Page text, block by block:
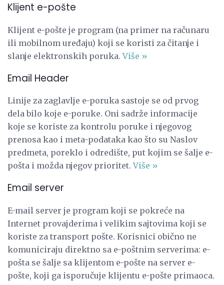
Klijent e-pošte
Klijent e-pošte je program (na primer na računaru
ili mobilnom uređaju) koji se koristi za čitanje i
slanje elektronskih poruka.Više »
Email Header
Linije za zaglavlje e-poruka sastoje se od prvog
dela bilo koje e-poruke. Oni sadrže informacije
koje se koriste za kontrolu poruke i njegovog
prenosa kao i meta-podataka kao što su Naslov
predmeta, poreklo i odredište, put kojim se šalje e-
pošta i možda njegov prioritet.Više »
Email server
E-mail server je program koji se pokreće na
Internet provajderima i velikim sajtovima koji se
koriste za transport pošte. Korisnici obično ne
komuniciraju direktno sa e-poštnim serverima: e-
pošta se šalje sa klijentom e-pošte na server e-
pošte, koji ga isporučuje klijentu e-pošte primaoca.